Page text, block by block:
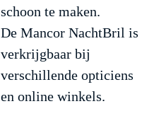
schoon te maken.
De Mancor NachtBril is
verkrijgbaar bij
verschillende opticiens
en online winkels.